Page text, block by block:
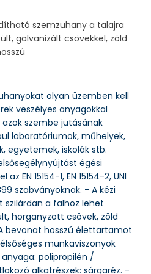
szemzuhany a talajra
galvanizált csövekkel, zöld